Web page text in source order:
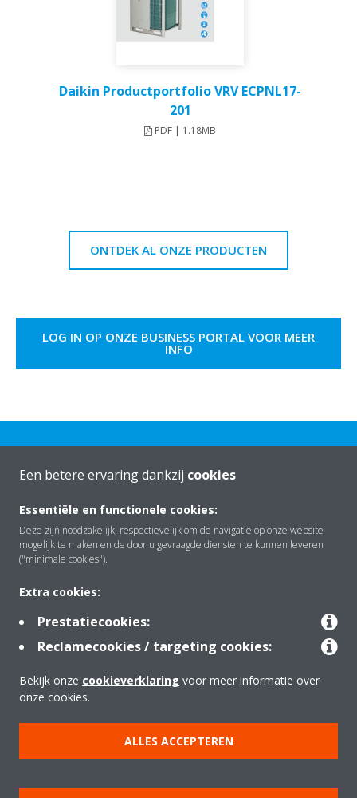
Daikin Productportfolio VRV ECPNL17-
201
PDF | 1.18MB
ONTDEK AL ONZE PRODUCTEN
LOG IN OP ONZE BUSINESS PORTAL VOOR MEER
INFO
Over Daikin
Contact
Producten
Copyright © Daikin
Juridische mededeling
Cookieverklaring
Een betere ervaring dankzij cookies
Essentiële en functionele cookies:
Deze zijn noodzakelijk, respectievelijk om de navigatie op onze website
mogelijk te maken en de door u gevraagde diensten te kunnen leveren
("minimale cookies").
Extra cookies:
Prestatiecookies:
Reclamecookies / targeting cookies:
Bekijk onze cookieverklaring voor meer informatie over
onze cookies.
ALLES ACCEPTEREN